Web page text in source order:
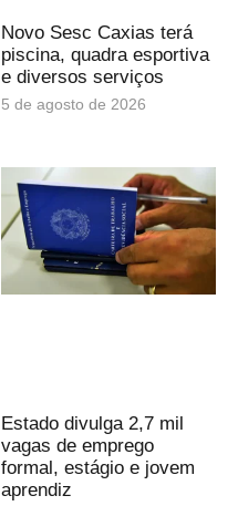
Novo Sesc Caxias terá
piscina, quadra esportiva
e diversos serviços
5 de agosto de 2026
Estado divulga 2,7 mil
vagas de emprego
formal, estágio e jovem
aprendiz